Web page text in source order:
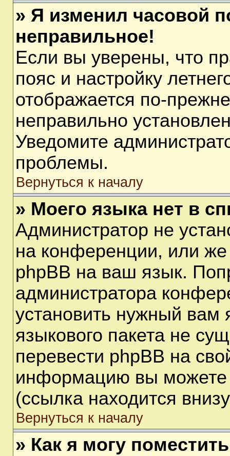
» Я изменил часовой
неправильное!
Если вы уверены, что
пояс и настройку
отображается по-
неправильно
Уведомите
проблемы.
Вернуться к началу
» Моего языка нет в
Администратор не
на конференции, или же
phpBB на ваш язык.
администратора
установить нужный вам
языкового пакета не
перевести phpBB на
информацию вы можете
(ссылка находится
Вернуться к началу
» Как я могу